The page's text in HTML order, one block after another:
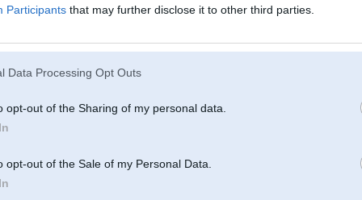
Participants that may further disclose it to other third parties.
Data Processing Opt Outs
opt-out of the Sharing of my personal data.
opt-out of the Sale of my Personal Data.
24. Apr 2006, 17:30
Nomainja: Prieks. - 25Ls
+ apmeram 70Ls par deveju.